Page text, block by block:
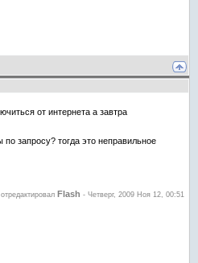
от интернета а завтра
запросу? тогда это неправильное
Flash - Четверг, 2009 Ноя 12, 00:51